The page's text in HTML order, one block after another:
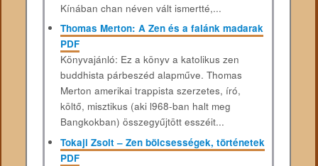
Kínában chan néven vált ismertté,...
Thomas Merton: A Zen és a falánk madarak
PDF
Könyvajánló: Ez a könyv a katolikus zen
buddhista párbeszéd alapműve. Thomas
Merton amerikai trappista szerzetes, író,
költő, misztikus (aki l968-ban halt meg
Bangkokban) összegyűjtött esszéit...
Tokaji Zsolt – Zen bölcsességek, történetek
PDF